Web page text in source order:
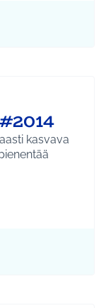
kasvava
Liikunta ja